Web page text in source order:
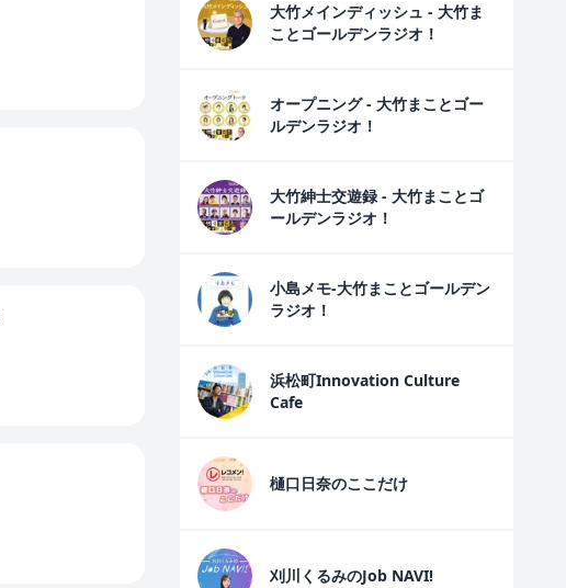
大竹メインディッシュ - 大竹ま
ことゴールデンラジオ！
オープニング - 大竹まことゴー
ルデンラジオ！
大竹紳士交遊録 - 大竹まことゴ
ールデンラジオ！
小島メモ-大竹まことゴールデン
ラジオ！
浜松町Innovation Culture
Cafe
樋口日奈のここだけ
刈川くるみのJob NAVI!